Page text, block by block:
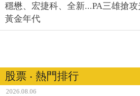
穩懋、宏捷科、全新...PA三雄搶
黃金年代
股票 ‧ 熱門排行
2026.08.06